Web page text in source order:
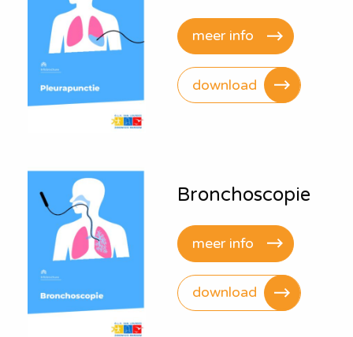
meer info
download
Bronchoscopie
meer info
download